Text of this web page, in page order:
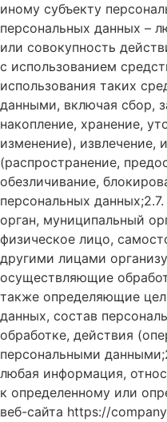
иному субъекту
персональных данных –
или совокупность
с использованием
использования таких
данными, включая сбор,
накопление, хранение,
изменение), извлечение,
(распространение,
обезличивание,
персональных
орган, муниципальный
физическое лицо,
другими лицами
осуществляющие
также определяющие
данных, состав
обработке, действия
персональными
любая информация,
к определенному или
веб-сайта https://